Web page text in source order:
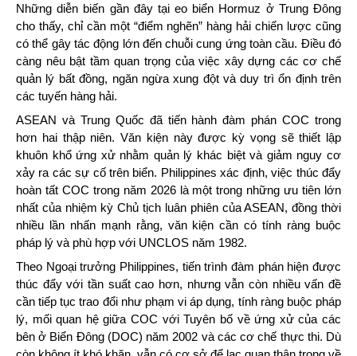
Những diễn biến gần đây tại eo biển Hormuz ở Trung Đông
cho thấy, chỉ cần một “điểm nghẽn” hàng hải chiến lược cũng
có thể gây tác động lớn đến chuỗi cung ứng toàn cầu. Điều đó
càng nêu bật tầm quan trọng của việc xây dựng các cơ chế
quản lý bất đồng, ngăn ngừa xung đột và duy trì ổn định trên
các tuyến hàng hải.
ASEAN và Trung Quốc đã tiến hành đàm phán COC trong
hơn hai thập niên. Văn kiện này được kỳ vọng sẽ thiết lập
khuôn khổ ứng xử nhằm quản lý khác biệt và giảm nguy cơ
xảy ra các sự cố trên biển. Philippines xác định, việc thúc đẩy
hoàn tất COC trong năm 2026 là một trong những ưu tiên lớn
nhất của nhiệm kỳ Chủ tịch luân phiên của ASEAN, đồng thời
nhiều lần nhấn mạnh rằng, văn kiện cần có tính ràng buộc
pháp lý và phù hợp với UNCLOS năm 1982.
Theo Ngoại trưởng Philippines, tiến trình đàm phán hiện được
thúc đẩy với tần suất cao hơn, nhưng vẫn còn nhiều vấn đề
cần tiếp tục trao đổi như phạm vi áp dụng, tính ràng buộc pháp
lý, mối quan hệ giữa COC với Tuyên bố về ứng xử của các
bên ở Biển Đông (DOC) năm 2002 và các cơ chế thực thi. Dù